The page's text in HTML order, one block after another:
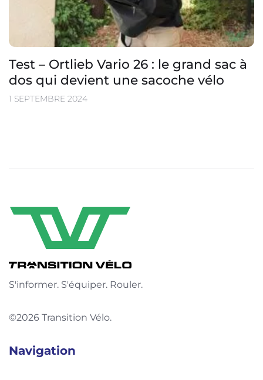
Test – Ortlieb Vario 26 : le grand sac à
dos qui devient une sacoche vélo
1 SEPTEMBRE 2024
S'informer. S'équiper. Rouler.
©2026 Transition Vélo.
Navigation